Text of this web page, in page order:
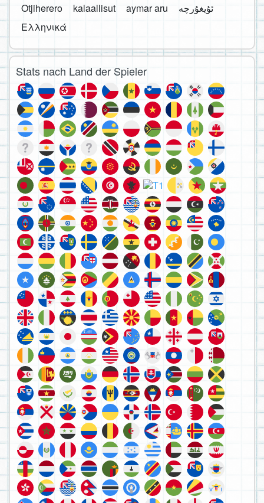
Otjiherero
kalaallisut aymar aru
Ελληνικά
Stats nach Land der Spieler